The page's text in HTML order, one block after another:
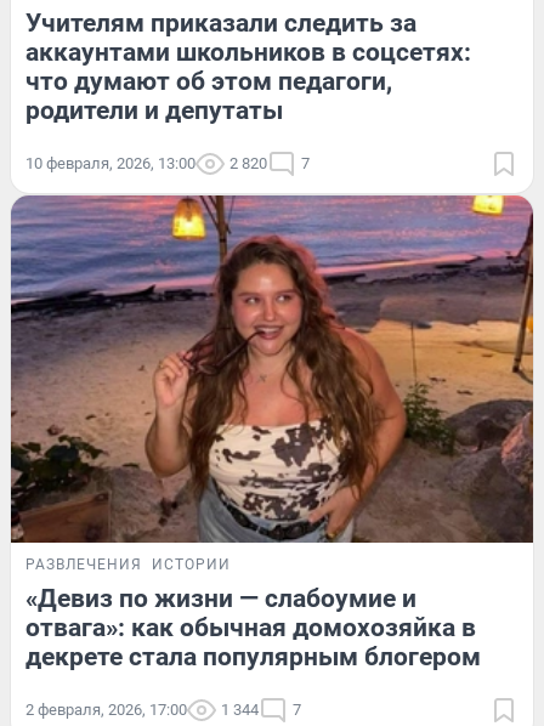
Учителям приказали следить за
аккаунтами школьников в соцсетях:
что думают об этом педагоги,
родители и депутаты
10 февраля, 2026, 13:00 2 820 7
РАЗВЛЕЧЕНИЯ ИСТОРИИ
«Девиз по жизни — слабоумие и
отвага»: как обычная домохозяйка в
декрете стала популярным блогером
2 февраля, 2026, 17:00 1 344 7